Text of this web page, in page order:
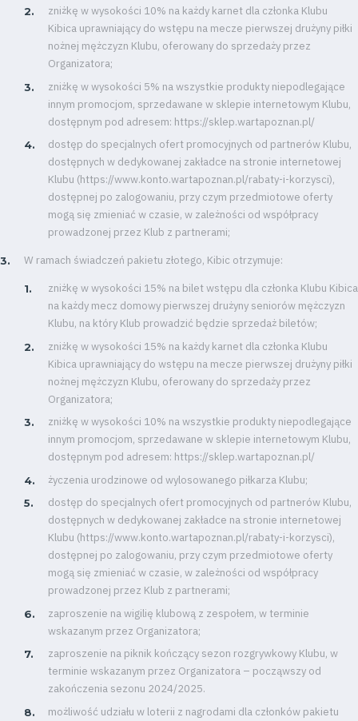
zniżkę w wysokości 10% na każdy karnet dla członka Klubu
Kibica uprawniający do wstępu na mecze pierwszej drużyny piłki
nożnej mężczyzn Klubu, oferowany do sprzedaży przez
Organizatora;
zniżkę w wysokości 5% na wszystkie produkty niepodlegające
innym promocjom, sprzedawane w sklepie internetowym Klubu,
dostępnym pod adresem: https://sklep.wartapoznan.pl/
dostęp do specjalnych ofert promocyjnych od partnerów Klubu,
dostępnych w dedykowanej zakładce na stronie internetowej
Klubu (https://www.konto.wartapoznan.pl/rabaty-i-korzysci),
dostępnej po zalogowaniu, przy czym przedmiotowe oferty
mogą się zmieniać w czasie, w zależności od współpracy
prowadzonej przez Klub z partnerami;
W ramach świadczeń pakietu złotego, Kibic otrzymuje:
zniżkę w wysokości 15% na bilet wstępu dla członka Klubu Kibica
na każdy mecz domowy pierwszej drużyny seniorów mężczyzn
Klubu, na który Klub prowadzić będzie sprzedaż biletów;
zniżkę w wysokości 15% na każdy karnet dla członka Klubu
Kibica uprawniający do wstępu na mecze pierwszej drużyny piłki
nożnej mężczyzn Klubu, oferowany do sprzedaży przez
Organizatora;
zniżkę w wysokości 10% na wszystkie produkty niepodlegające
innym promocjom, sprzedawane w sklepie internetowym Klubu,
dostępnym pod adresem: https://sklep.wartapoznan.pl/
życzenia urodzinowe od wylosowanego piłkarza Klubu;
dostęp do specjalnych ofert promocyjnych od partnerów Klubu,
dostępnych w dedykowanej zakładce na stronie internetowej
Klubu (https://www.konto.wartapoznan.pl/rabaty-i-korzysci),
dostępnej po zalogowaniu, przy czym przedmiotowe oferty
mogą się zmieniać w czasie, w zależności od współpracy
prowadzonej przez Klub z partnerami;
zaproszenie na wigilię klubową z zespołem, w terminie
wskazanym przez Organizatora;
zaproszenie na piknik kończący sezon rozgrywkowy Klubu, w
terminie wskazanym przez Organizatora – począwszy od
zakończenia sezonu 2024/2025.
możliwość udziału w loterii z nagrodami dla członków pakietu